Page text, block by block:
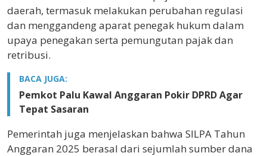
daerah, termasuk melakukan perubahan regulasi
dan menggandeng aparat penegak hukum dalam
upaya penegakan serta pemungutan pajak dan
retribusi.
BACA JUGA:
Pemkot Palu Kawal Anggaran Pokir DPRD Agar
Tepat Sasaran
Pemerintah juga menjelaskan bahwa SILPA Tahun
Anggaran 2025 berasal dari sejumlah sumber dana